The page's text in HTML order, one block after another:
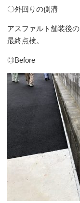
〇外回りの側溝
アスファルト舗装後
最終点検。
◎Before